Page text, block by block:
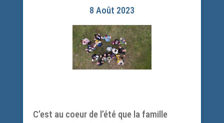
8 Août 2023
C’est au coeur de l’été que la famille